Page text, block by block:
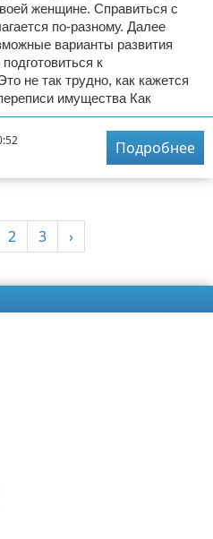
женщине. Справиться с
по-разному. Далее
варианты развития
к
не так трудно, как кажется
имущества Как
Подробнее
2 3 ›